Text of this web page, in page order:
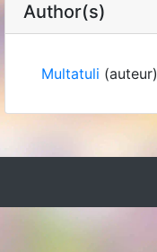
Author(s)
Multatuli (auteur)